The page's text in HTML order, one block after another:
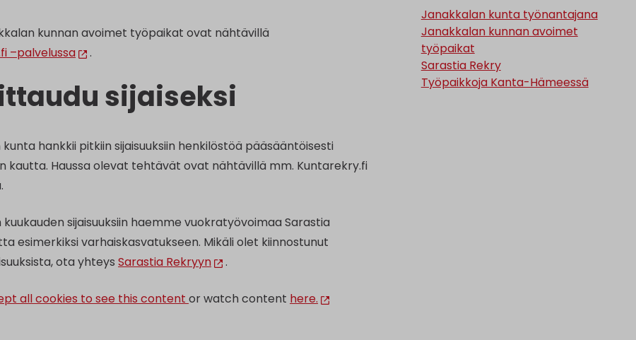
kunnan avoimet työpaikat ovat nähtävillä
–palvelussa
.
sijaiseksi
hankkii pitkiin sijaisuuksiin henkilöstöä pääsääntöisesti
kautta. Haussa olevat tehtävät ovat nähtävillä mm. Kuntarekry.fi
sijaisuuksiin haemme vuokratyövoimaa Sarastia
esimerkiksi varhaiskasvatukseen. Mikäli olet kiinnostunut
ota yhteysSarastia Rekryyn .
all cookies to see this contentor watch content here.
Janakkalan kunta työnantajana
Janakkalan kunnan avoimet
työpaikat
Sarastia Rekry
Työpaikkoja Kanta-Hämeessä